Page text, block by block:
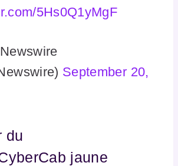
5Hs0Q1yMgF
September 20,
du
jaune